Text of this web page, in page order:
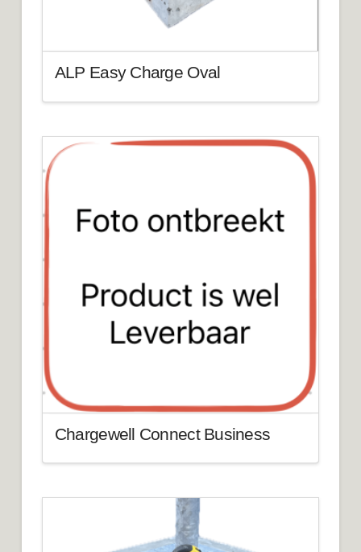
ALP Easy Charge Oval
Chargewell Connect Business